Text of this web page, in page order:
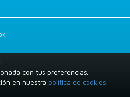
con tus preferencias.
en nuestra política de cookies